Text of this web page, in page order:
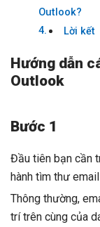
Outlook?
Lời kết
Hướng dẫn
Outlook
Bước 1
Đầu tiên bạn cần
hành tìm thư
Thông thường,
trí trên cùng của